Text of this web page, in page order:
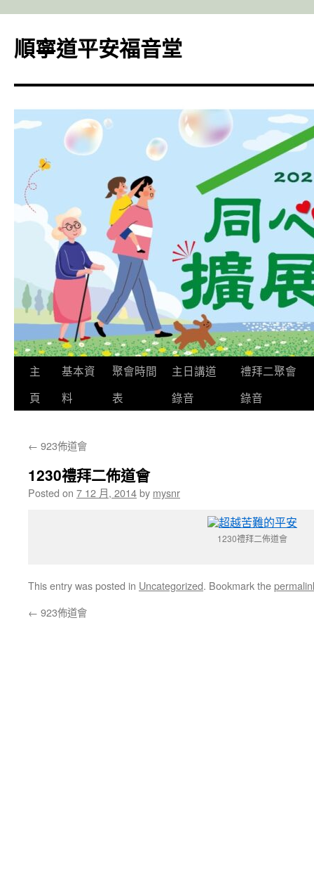
content
順寧道平安福音堂
主
頁
基本資
料
聚會時間
表
主日講道
錄音
禮拜二聚會
錄音
← 923佈道會
1230禮拜二佈道會
Posted on 7 12 月, 2014by mysnr
1230禮拜二佈道會
This entry was posted in Uncategorized. Bookmark the
← 923佈道會